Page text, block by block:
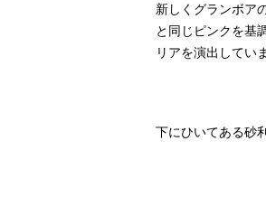
新しくグランボア
と同じピンクを基
リアを演出してい
下にひいてある砂